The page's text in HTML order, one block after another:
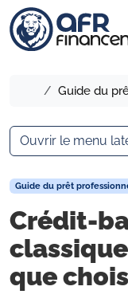
Accueil
Guide du
Guide du prêt
Crédit-
que
Ouvrir le menu